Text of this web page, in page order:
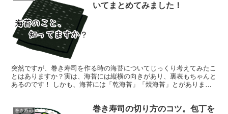
いてまとめてみました！
突然ですが、巻き寿司を作る時の海苔についてじっくり考えてみたこ
とはありますか？実は、海苔には縦横の向きがあり、裏表もちゃんと
あるのです！ しかも、海苔には「乾海苔」「焼海苔」とがありま
巻き寿司
巻き寿司の切り方のコツ。包丁を